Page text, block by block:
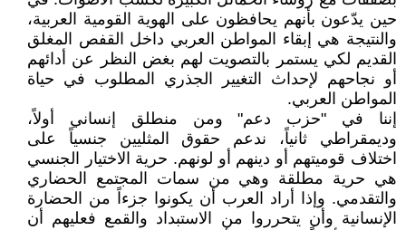
حين يدّعون بأنهم يحافظون على الهوية القومية العربية،
والنتيجة هي إبقاء المواطن العربي داخل القفص المغلق
القديم لكي يستمر بالتصويت لهم بغض النظر عن أدائهم
أو نجاحهم لإحداث التغيير الجذري المطلوب في حياة
المواطن العربي.
إننا في "حزب دعم" ومن منطلق إنساني أولاً،
وديمقراطي ثانياً، ندعم حقوق المثليين جنسياً على
اختلاف قوميتهم أو دينهم أو لونهم. حرية الاختيار الجنسي
هي حرية مطلقة وهي من سمات المجتمع الحضاري
والتقدمي. وإذا أراد العرب أن يكونوا جزءاً من الحضارة
الإنسانية وأن يتحرروا من الاستبداد والقمع فعليهم أن